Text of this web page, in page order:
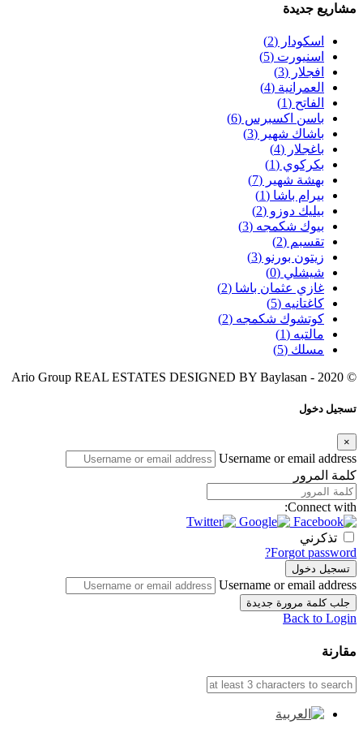
مشاريع جديدة
اسكودار (2)
اسنيورت (5)
افجلار (3)
العمرانية (4)
الفاتح (1)
باسن اكسبرس (6)
باشاك شهير (3)
باغجلار (4)
بكركوي (1)
بهشة شهير (7)
بيرام باشا (1)
بيليك دوزو (2)
بيوك شكمجه (3)
تقسبم (2)
زيتون بورنو (3)
شيشلي (0)
غازي عثمان باشا (2)
كاغتانيه (5)
كوتشوك شكمجه (2)
مالتبه (1)
مسلك (5)
© 2020 - Ario Group REAL ESTATES DESIGNED BY
Baylasan
تسجيل دخول
×
Username or email address
كلمة المرور
Connect with:
تذكرني
Forgot password?
تسجيل دخول
Username or email address
جلب كلمة مرورة جديدة
Back to Login
مقارنة